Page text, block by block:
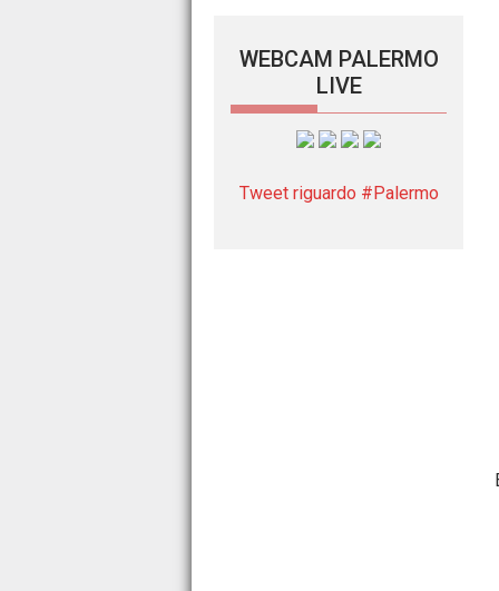
WEBCAM PALERMO
LIVE
Tweet riguardo #Palermo